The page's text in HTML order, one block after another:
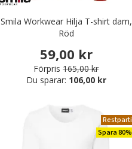
Smila Workwear Hilja T-shirt dam,
Röd
59,00 kr
Förpris 165,00 kr
Du sparar: 106,00 kr
Restparti
Spara 80%